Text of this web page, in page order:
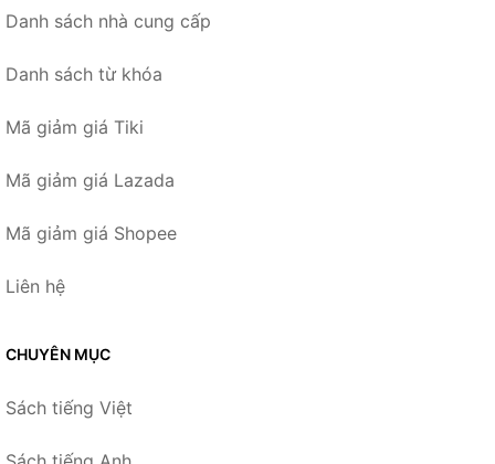
Danh sách nhà cung cấp
Danh sách từ khóa
Mã giảm giá Tiki
Mã giảm giá Lazada
Mã giảm giá Shopee
Liên hệ
CHUYÊN MỤC
Sách tiếng Việt